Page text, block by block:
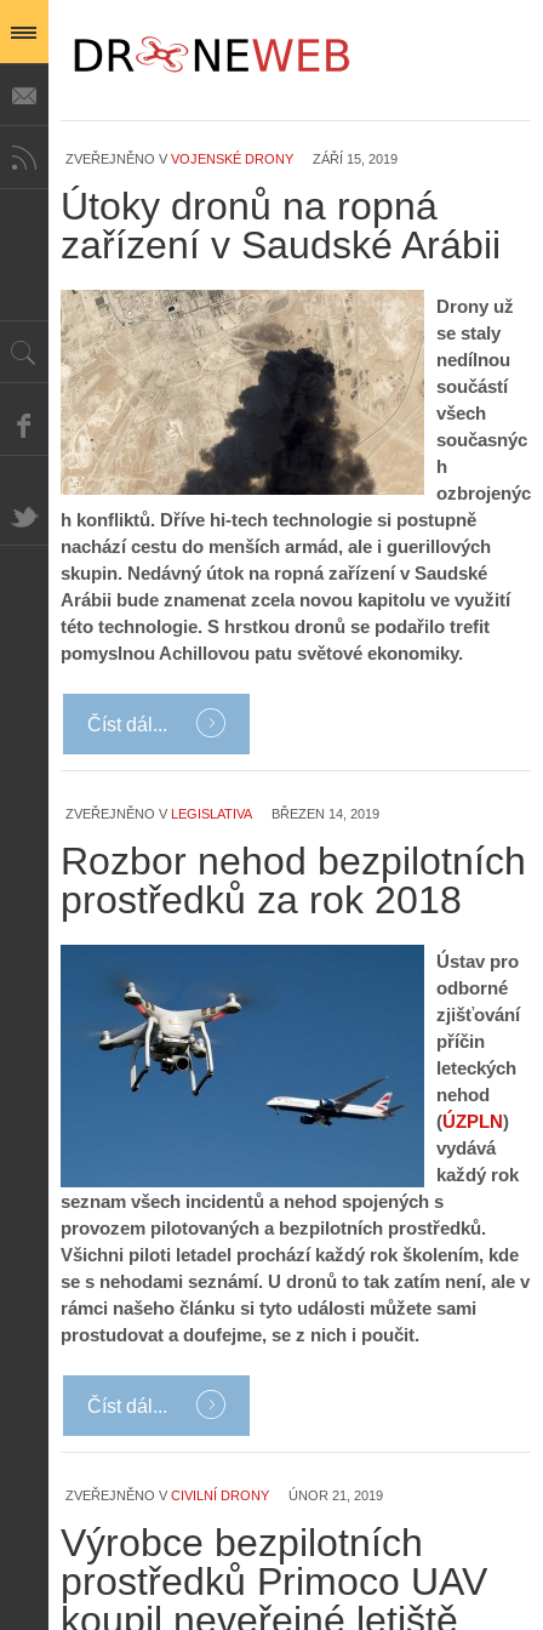
ZVEŘEJNĚNO V VOJENSKÉ DRONY ZÁŘÍ 15, 2019
Útoky dronů na ropná
zařízení v Saudské Arábii
Drony už
se staly
nedílnou
součástí
všech
současnýc
h
ozbrojenýc
h konfliktů. Dříve hi-tech technologie si postupně
nachází cestu do menších armád, ale i guerillových
skupin. Nedávný útok na ropná zařízení v Saudské
Arábii bude znamenat zcela novou kapitolu ve využití
této technologie. S hrstkou dronů se podařilo trefit
pomyslnou Achillovou patu světové ekonomiky.
Číst dál...
ZVEŘEJNĚNO V LEGISLATIVA BŘEZEN 14, 2019
Rozbor nehod bezpilotních
prostředků za rok 2018
Ústav pro
odborné
zjišťování
příčin
leteckých
nehod
(ÚZPLN)
vydává
každý rok
seznam všech incidentů a nehod spojených s
provozem pilotovaných a bezpilotních prostředků.
Všichni piloti letadel prochází každý rok školením, kde
se s nehodami seznámí. U dronů to tak zatím není, ale v
rámci našeho článku si tyto události můžete sami
prostudovat a doufejme, se z nich i poučit.
Číst dál...
ZVEŘEJNĚNO V CIVILNÍ DRONY ÚNOR 21, 2019
Výrobce bezpilotních
prostředků Primoco UAV
koupil neveřejné letiště
h
s
o
r
e
A
i
s
V
e
e
i
á
: